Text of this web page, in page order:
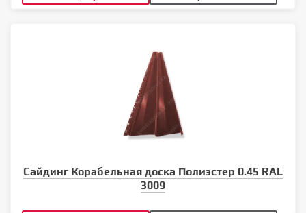
Сайдинг Корабельная доска Полиэстер 0.45 RAL
3009